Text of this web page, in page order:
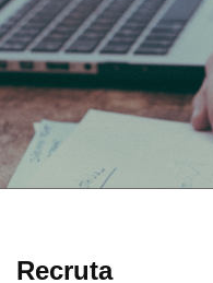
Recruta